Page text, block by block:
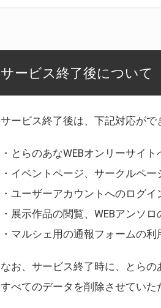
サービス終了後について
サービス終了後は、下記対応がで
・とらのあなWEBオンリーサイト
・イベントページ、サークルペー
・ユーザーアカウントへのログイ
・展示作品の閲覧、WEBアンソロ
・マルシェ用の通報フォームの利
なお、サービス終了時に、とら
すべてのデータを削除させていた